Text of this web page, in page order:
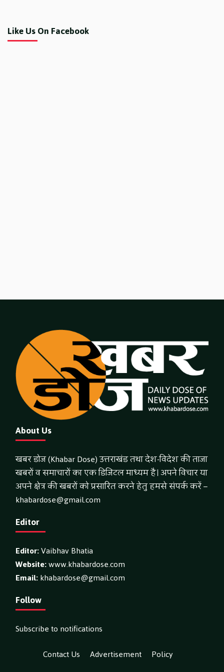
Like Us On Facebook
About Us
खबर डोज (Khabar Dose) उत्तराखंड तथा देश-विदेश की ताजा
खबरों व समाचारों का एक डिजिटल माध्यम है। अपने विचार या
अपने क्षेत्र की खबरों को प्रसारित करने हेतु हमसे संपर्क करें –
khabardose@gmail.com
Editor
Editor:Vaibhav Bhatia
Website:www.khabardose.com
Email:khabardose@gmail.com
Follow
Subscribe to notifications
Contact Us
Advertisement
Policy